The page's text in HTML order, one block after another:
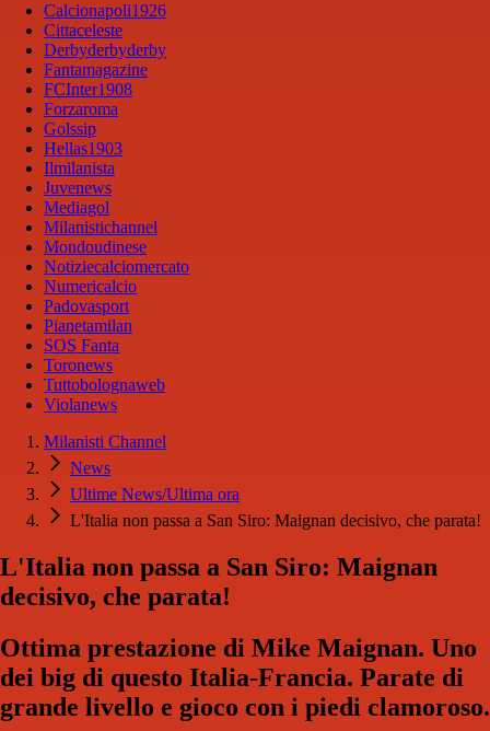
Calcionapoli1926
Cittaceleste
Derbyderbyderby
Fantamagazine
FCInter1908
Forzaroma
Golssip
Hellas1903
Ilmilanista
Juvenews
Mediagol
Milanistichannel
Mondoudinese
Notiziecalciomercato
Numericalcio
Padovasport
Pianetamilan
SOS Fanta
Toronews
Tuttobolognaweb
Violanews
Milanisti Channel
News
Ultime News/Ultima ora
L'Italia non passa a San Siro: Maignan decisivo, che parata!
L'Italia non passa a San Siro: Maignan
decisivo, che parata!
Ottima prestazione di Mike Maignan. Uno
dei big di questo Italia-Francia. Parate di
grande livello e gioco con i piedi clamoroso.